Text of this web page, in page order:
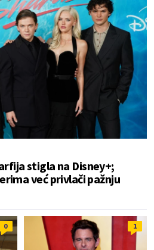
stigla na Disney+;
već privlači pažnju
0 1